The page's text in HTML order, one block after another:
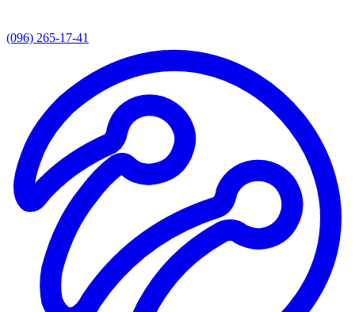
(096) 265-17-41